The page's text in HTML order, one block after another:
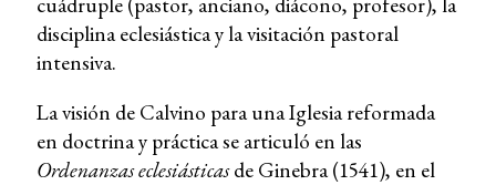
disciplina eclesiástica y la visitación pastoral
intensiva.
La visión de Calvino para una Iglesia reformada
en doctrina y práctica se articuló en las
Ordenanzas eclesiásticasde Ginebra (1541), en el